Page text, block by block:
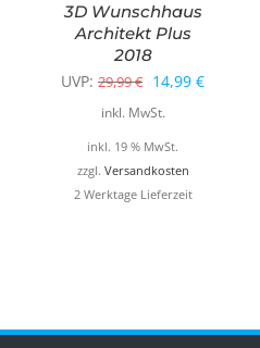
3D Wunschhaus
Architekt Plus
2018
UVP: 29,99€ Ursprünglicher
Preis
war:
29,99 €
14,99 €Aktueller
inkl. MwSt.
inkl. 19 % MwSt.
zzgl. Versandkosten
2 Werktage Lieferzeit